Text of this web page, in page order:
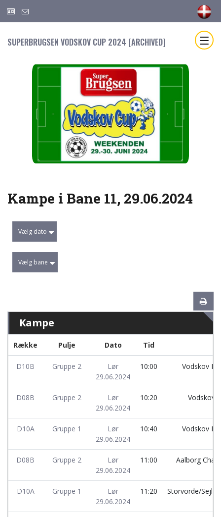
SUPERBRUGSEN VODSKOV CUP 2024 [ARCHIVED]
Kampe i Bane 11, 29.06.2024
Vælg dato
Vælg bane
Kampe
Række Pulje Dato Tid
D10B Gruppe 2
Lør
29.06.2024
10:00 Vodskov IF
D08B Gruppe 2
Lør
29.06.2024
10:20 Vodskov
D10A Gruppe 1
Lør
29.06.2024
10:40 Vodskov IF
D08B Gruppe 2
Lør
29.06.2024
11:00 Aalborg
D10A Gruppe 1
Lør
29.06.2024
11:20
Storvorde/